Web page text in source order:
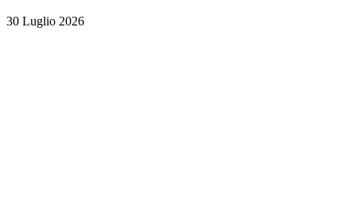
30 Luglio 2026